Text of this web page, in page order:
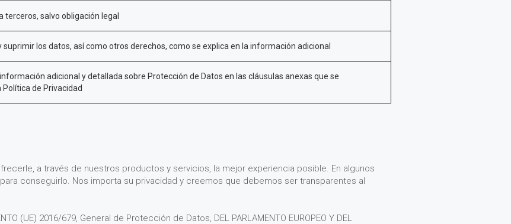
terceros, salvo obligación legal
suprimir los datos, así como otros derechos, como se explica en la información adicional
adicional y detallada sobre Protección de Datos en las cláusulas anexas que se
de Privacidad
a través de nuestros productos y servicios, la mejor experiencia posible. En algunos
conseguirlo. Nos importa su privacidad y creemos que debemos ser transparentes al
(UE) 2016/679, General de Protección de Datos, DEL PARLAMENTO EUROPEO Y DEL